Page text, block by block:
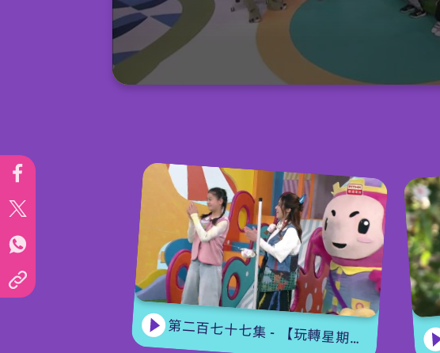
secondsVolume
第二百七十七集 - 【玩轉星期五】 蝴蝶變變變